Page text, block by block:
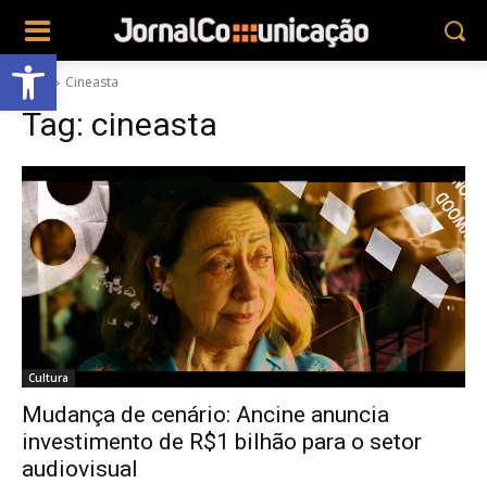
Abrir a barra de ferramentas
Tags Cineasta
Tag: cineasta
Cultura
Mudança de cenário: Ancine anuncia
investimento de R$1 bilhão para o setor
audiovisual